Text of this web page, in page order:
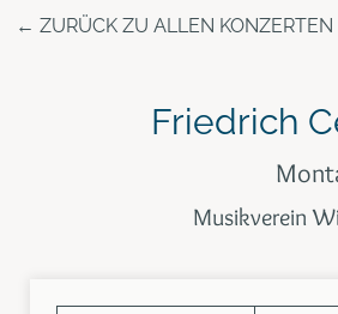
ZURÜCK ZU ALLEN KONZERTEN
Friedrich
Musikverein